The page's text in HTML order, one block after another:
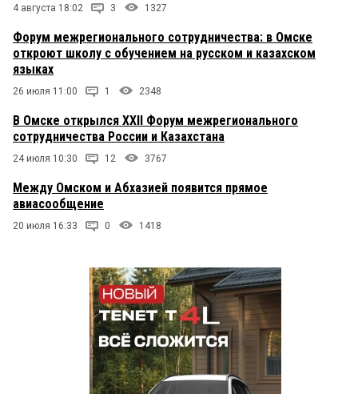
4 августа 18:02 3 1327
Форум межрегионального сотрудничества: в Омске
откроют школу с обучением на русском и казахском
языках
26 июля 11:00 1 2348
В Омске открылся XXII Форум межрегионального
сотрудничества России и Казахстана
24 июля 10:30 12 3767
Между Омском и Абхазией появится прямое
авиасообщение
20 июля 16:33 0 1418